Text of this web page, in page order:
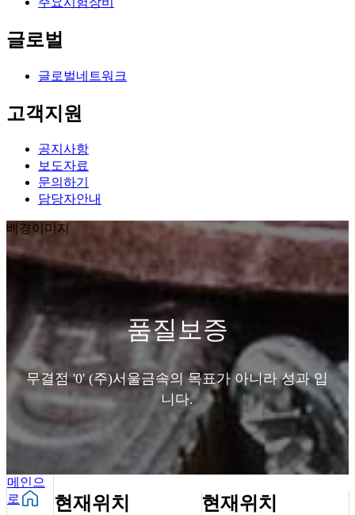
글로벌
글로벌네트워크
고객지원
공지사항
보도자료
문의하기
담당자안내
품질보증
무결점 '0' (주)서울금속의 목표가 아니라성과 입
니다.
배경이미지
메인으
로
현재위치 현재위치